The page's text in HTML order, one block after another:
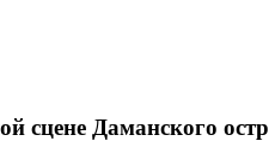
сцене Даманского